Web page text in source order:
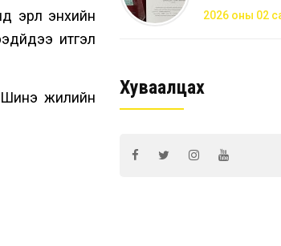
энхийн
итгэл
жилийн
2026 оны 02
Хуваалцах